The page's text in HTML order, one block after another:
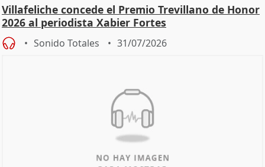
Villafeliche concede el Premio Trevillano de Honor
2026 al periodista Xabier Fortes
Sonido Totales 31/07/2026